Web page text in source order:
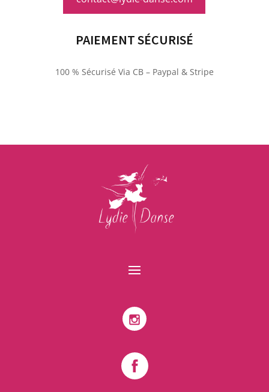
PAIEMENT SÉCURISÉ
100 % Sécurisé Via CB – Paypal & Stripe